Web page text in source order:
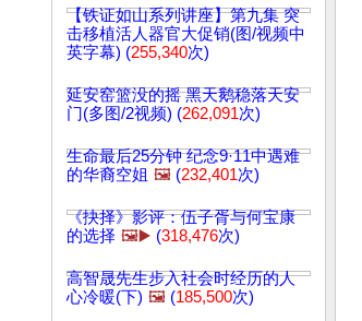
【铁证如山系列讲座】第九集 突
击移植活人器官大促销(图/视频中
英字幕) (255,340次)
延安窑篮没的摇 黑天鹅稳落天安
门(多图/2视频) (262,091次)
生命最后25分钟 纪念9·11中遇难
的华裔空姐 🖼️ (232,401次)
《抉择》影评：伍子胥与何宝康
的选择 🖼️▶️ (318,476次)
高智晟先生步入社会时经历的人
心冷暖(下) 🖼️ (185,500次)